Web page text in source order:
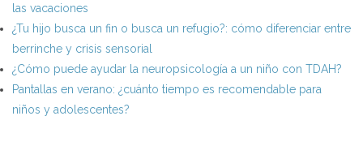
las vacaciones
¿Tu hijo busca un fin o busca un refugio?: cómo diferenciar entre
berrinche y crisis sensorial
¿Cómo puede ayudar la neuropsicología a un niño con TDAH?
Pantallas en verano: ¿cuánto tiempo es recomendable para
niños y adolescentes?